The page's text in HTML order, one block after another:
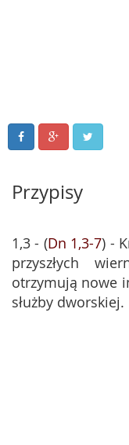
Przypisy
1,3 - (Dn 1,3-7) -
przyszłych
otrzymują nowe
służby dworskiej.